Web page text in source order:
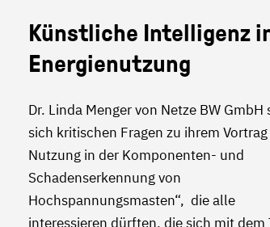
Künstliche Intelligenz
Energienutzung
Dr. Linda Menger von Netze BW
sich kritischen Fragen zu ihrem
Nutzung in der Komponenten- und
Schadenserkennung von
Hochspannungsmasten“, die alle
interessieren dürften, die sich mit dem